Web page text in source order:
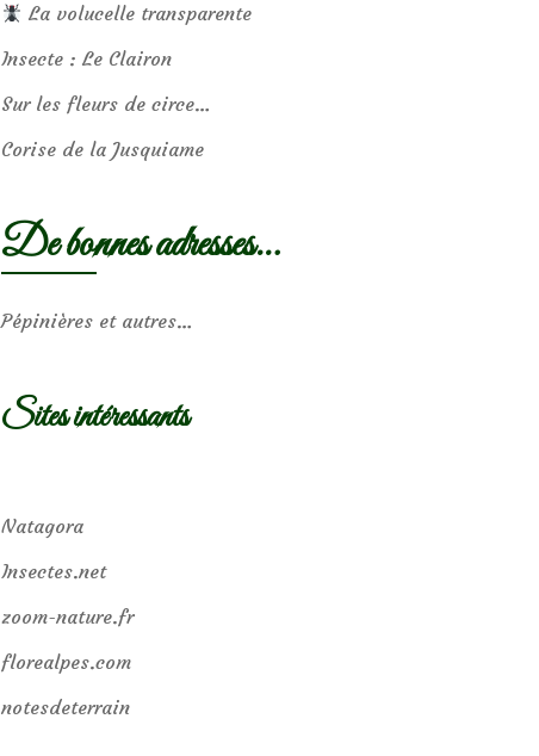
La volucelle transparente
Insecte : Le Clairon
Sur les fleurs de circe…
Corise de la Jusquiame
De bonnes adresses…
Pépinières et autres…
Sites intéressants
Natagora
Insectes.net
zoom-nature.fr
florealpes.com
notesdeterrain